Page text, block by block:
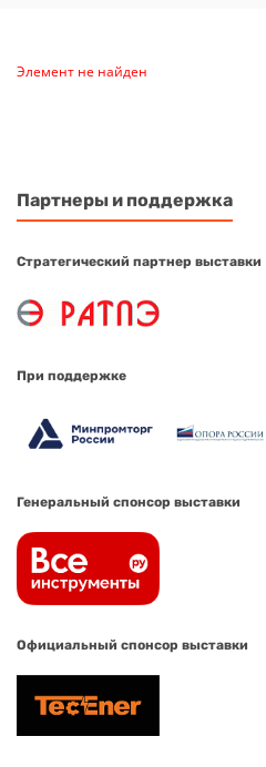
Элемент не найден
Партнеры и поддержка
Стратегический партнер выставки
При поддержке
Генеральный спонсор выставки
Официальный спонсор выставки